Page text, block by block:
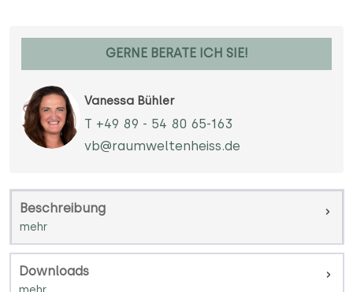
GERNE BERATE ICH SIE!
Vanessa Bühler
T +49 89 - 54 80 65-163
vb@raumweltenheiss.de
Beschreibung
Downloads